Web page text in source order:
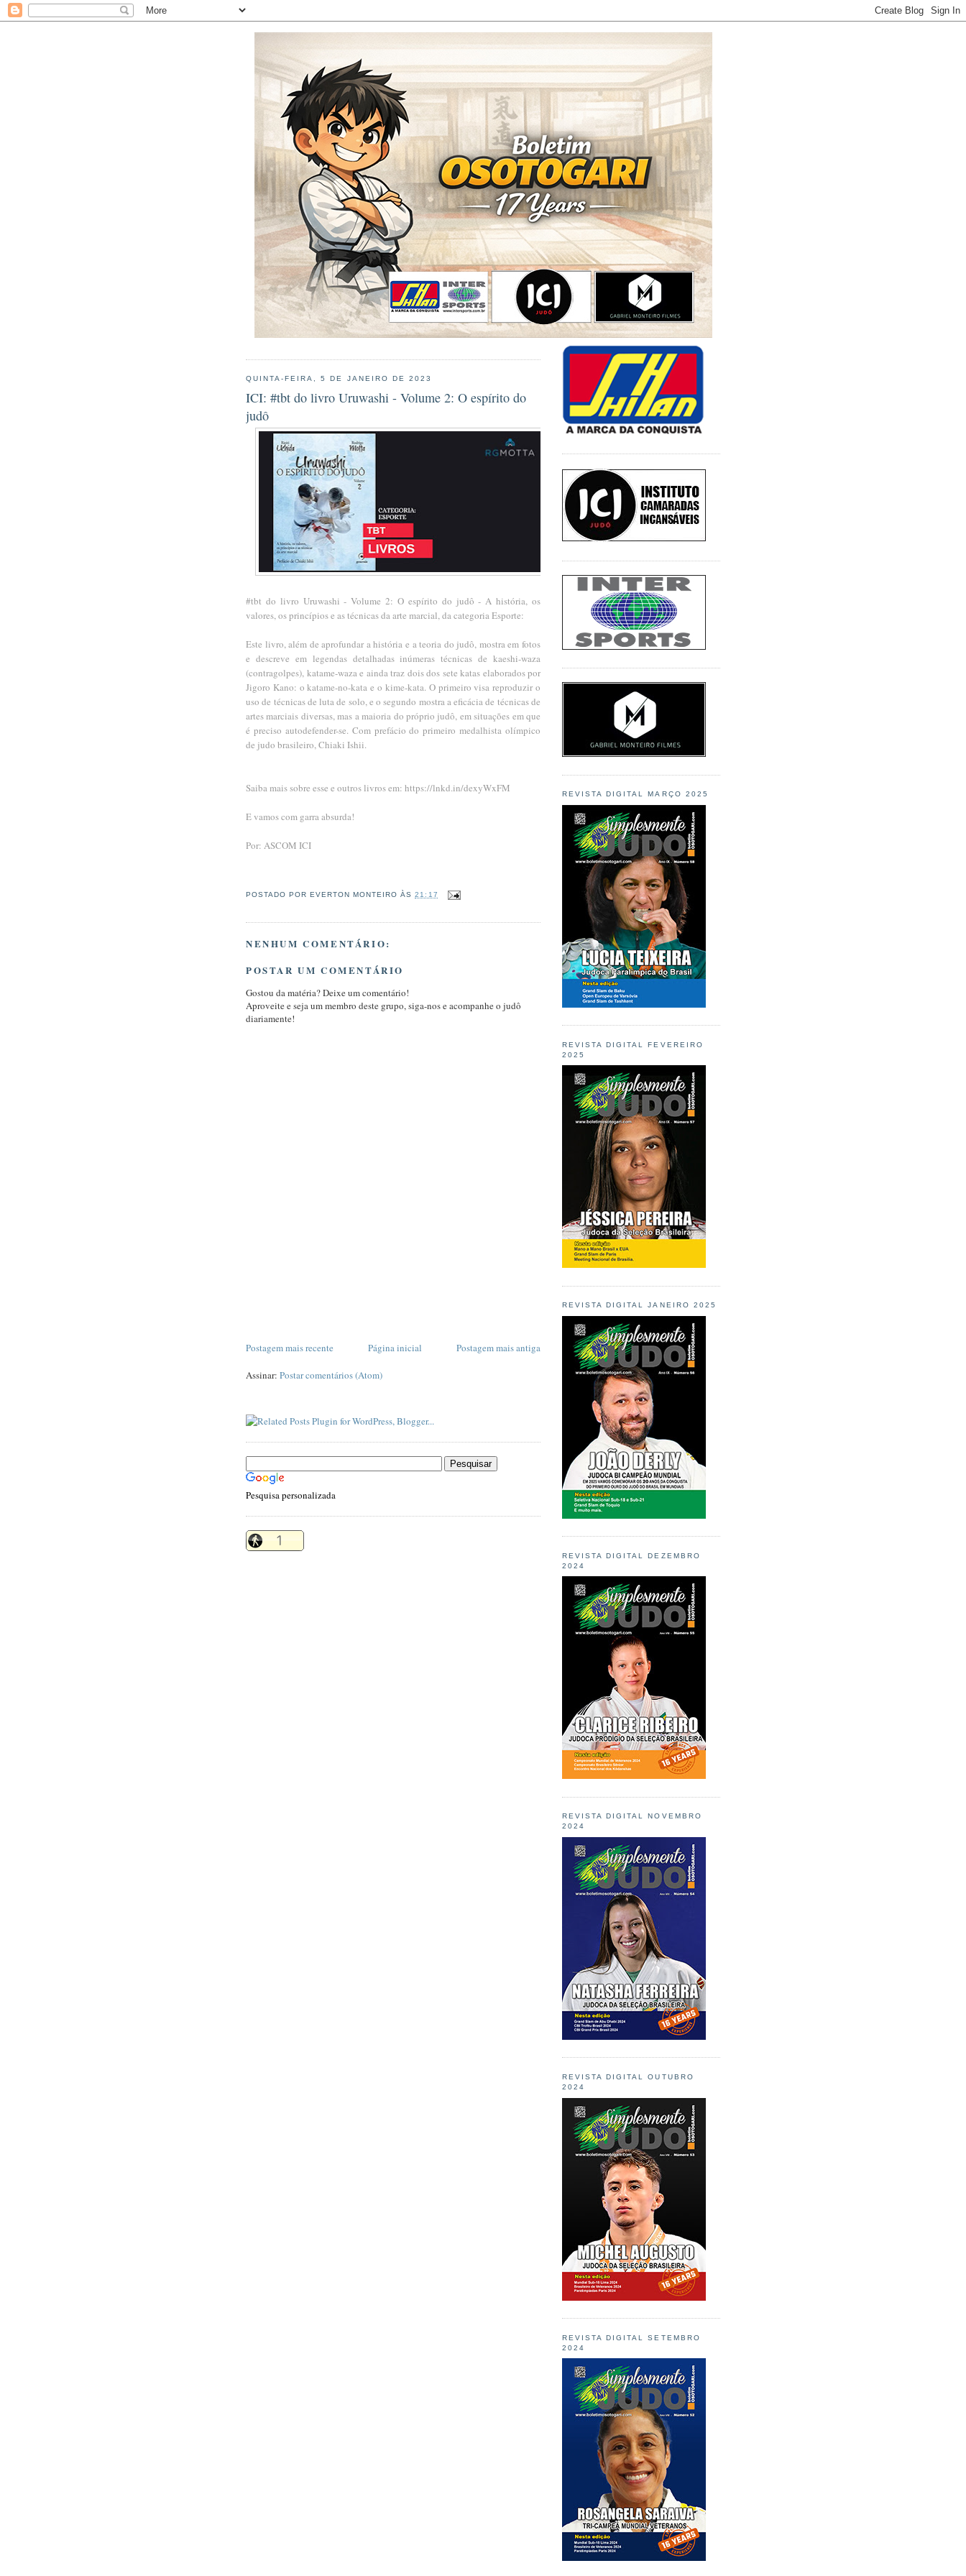
QUINTA-FEIRA, 5 DE JANEIRO DE 2023
ICI: #tbt do livro Uruwashi - Volume 2: O espírito do
judô
#tbt do livro Uruwashi - Volume 2: O espírito do judô - A história, os
valores, os princípios e as técnicas da arte marcial, da categoria Esporte:
Este livro, além de aprofundar a história e a teoria do judô, mostra em fotos
e descreve em legendas detalhadas inúmeras técnicas de kaeshi-waza
(contragolpes), katame-waza e ainda traz dois dos sete katas elaborados por
Jigoro Kano: o katame-no-kata e o kime-kata. O primeiro visa reproduzir o
uso de técnicas de luta de solo, e o segundo mostra a eficácia de técnicas de
artes marciais diversas, mas a maioria do próprio judô, em situações em que
é preciso autodefender-se. Com prefácio do primeiro medalhista olímpico
de judo brasileiro, Chiaki Ishii.
Saiba mais sobre esse e outros livros em: https://lnkd.in/dexyWxFM
E vamos com garra absurda!
Por: ASCOM ICI
POSTADO POR EVERTON MONTEIRO ÀS21:17
NENHUM COMENTÁRIO:
POSTAR UM COMENTÁRIO
Gostou da matéria? Deixe um comentário!
Aproveite e seja um membro deste grupo, siga-nos e acompanhe o judô
diariamente!
Postagem mais recente Postagem mais antiga
Página inicial
Assinar: Postar comentários (Atom)
Pesquisa personalizada
REVISTA DIGITAL MARÇO 2025
REVISTA DIGITAL FEVEREIRO
2025
REVISTA DIGITAL JANEIRO 2025
REVISTA DIGITAL DEZEMBRO
2024
REVISTA DIGITAL NOVEMBRO
2024
REVISTA DIGITAL OUTUBRO
2024
REVISTA DIGITAL SETEMBRO
2024